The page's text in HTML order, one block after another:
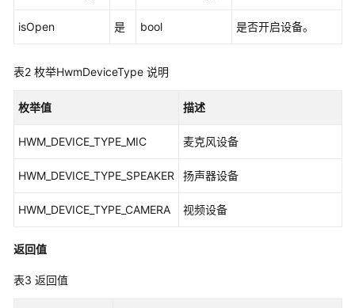
视
议
户
南
网
会
户
isOpen 是 bool 是否开启设备。
表2 枚举HwmDeviceType 说明
枚举值 描述
HWM_DEVICE_TYPE_MIC 麦克风设备
HWM_DEVICE_TYPE_SPEAKER 扬声器设备
HWM_DEVICE_TYPE_CAMERA 视频设备
返回值
表3 返回值